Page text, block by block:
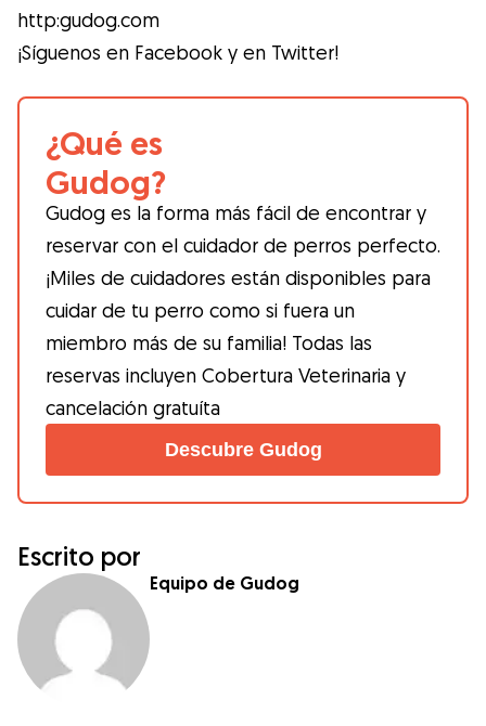
http:gudog.com
¡Síguenos en Facebook y en Twitter!
¿Qué es
Gudog?
Gudog es la forma más fácil de encontrar y
reservar con el cuidador de perros perfecto.
¡Miles de cuidadores están disponibles para
cuidar de tu perro como si fuera un
miembro más de su familia! Todas las
reservas incluyen Cobertura Veterinaria y
cancelación gratuíta
Descubre Gudog
Escrito por
Equipo de Gudog